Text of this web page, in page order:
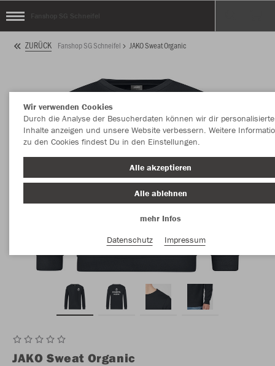
ZURÜCK Fanshop SG Schneifel JAKO Sweat Organic
JAKO Sweat Organic
Wir verwenden Cookies
Durch die Analyse der Besucherdaten können wir dir personalisierte
Inhalte anzeigen und unsere Website verbessern. Weitere
zu den Cookies findest Du in den Einstellungen.
Alle akzeptieren
Alle ablehnen
mehr Infos
Datenschutz
Impressum